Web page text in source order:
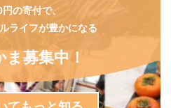
の寄付で、
ライフが豊かになる
募集中！